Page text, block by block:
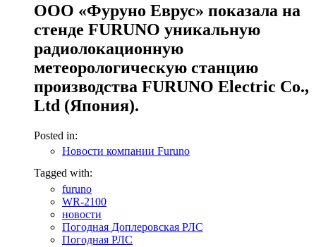
ООО «Фуруно Еврус» показала на
стенде FURUNO уникальную
радиолокационную
метеорологическую станцию
производства FURUNO Electric Co.,
Ltd (Япония).
Posted in:
Новости компании Furuno
Tagged with:
furuno
WR-2100
новости
Погодная Доплеровская РЛС
Погодная РЛС